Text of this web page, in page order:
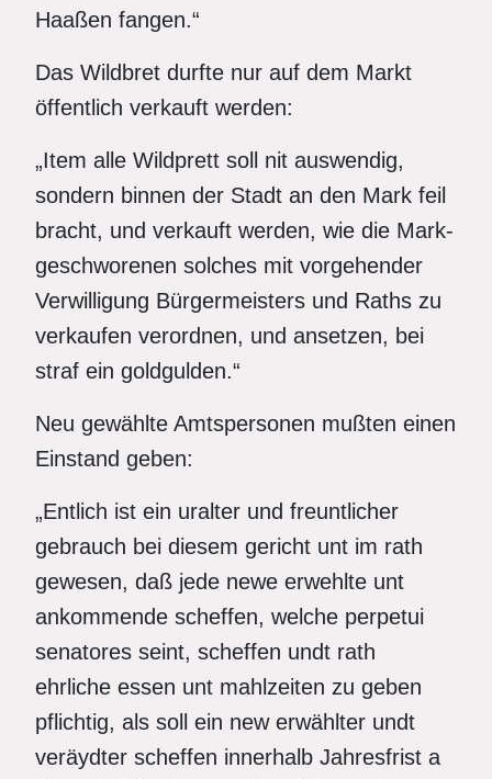
Haaßen fangen.“
Das Wildbret durfte nur auf dem Markt
öffentlich verkauft werden:
„Item alle Wildprett soll nit auswendig,
sondern binnen der Stadt an den Mark feil
bracht, und verkauft werden, wie die Mark-
geschworenen solches mit vorgehender
Verwilligung Bürgermeisters und Raths zu
verkaufen verordnen, und ansetzen, bei
straf ein goldgulden.“
Neu gewählte Amtspersonen mußten einen
Einstand geben:
„Entlich ist ein uralter und freuntlicher
gebrauch bei diesem gericht unt im rath
gewesen, daß jede newe erwehlte unt
ankommende scheffen, welche perpetui
senatores seint, scheffen undt rath
ehrliche essen unt mahlzeiten zu geben
pflichtig, als soll ein new erwählter undt
veräydter scheffen innerhalb Jahresfrist a